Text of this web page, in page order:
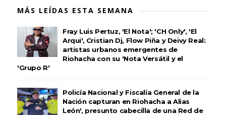
MÁS LEÍDAS ESTA SEMANA
Fray Luis Pertuz, 'El Nota'; 'CH Only', 'El
Arqui', Cristian Dj, Flow Piña y Deivy Real:
artistas urbanos emergentes de
Riohacha con su 'Nota Versátil y el
'Grupo R'
Policía Nacional y Fiscalía General de la
Nación capturan en Riohacha a Alias
León', presunto cabecilla de una Red de